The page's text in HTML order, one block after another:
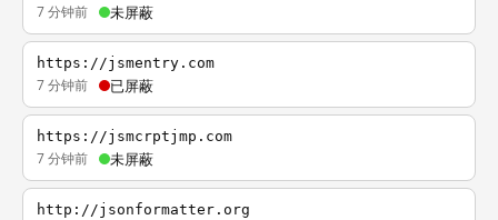
7 分钟前 未屏蔽
https://jsmentry.com
7 分钟前 已屏蔽
https://jsmcrptjmp.com
7 分钟前 未屏蔽
http://jsonformatter.org